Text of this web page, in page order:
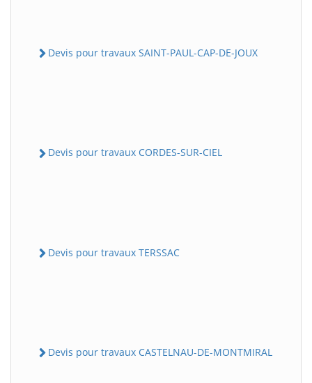
Devis pour travaux SAINT-PAUL-CAP-DE-JOUX
Devis pour travaux CORDES-SUR-CIEL
Devis pour travaux TERSSAC
Devis pour travaux CASTELNAU-DE-MONTMIRAL